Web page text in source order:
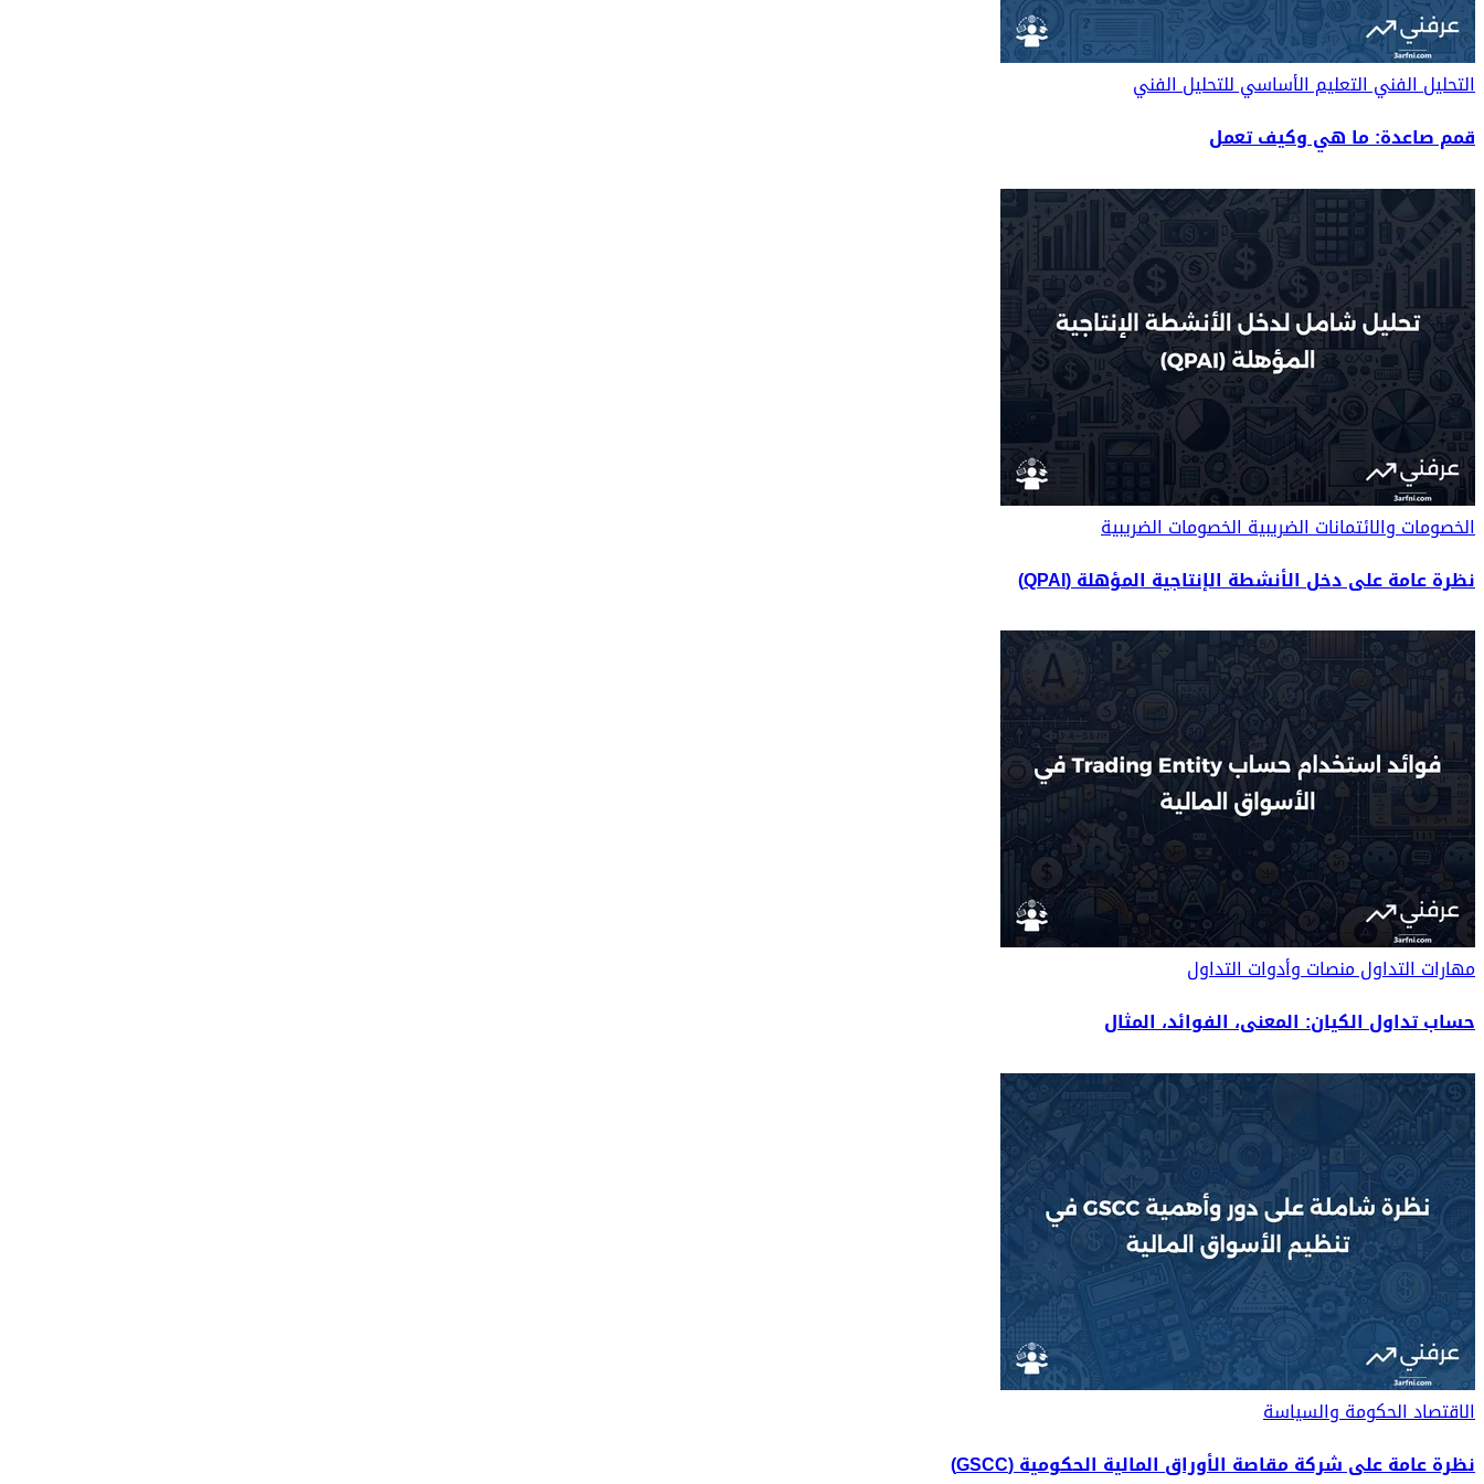
التحليل الفنيالتعليم الأساسي للتحليل الفني
قمم صاعدة: ما هي وكيف تعمل
الخصومات والائتمانات الضريبيةالخصومات الضريبية
نظرة عامة على دخل الأنشطة الإنتاجية المؤهلة (QPAI)
مهارات التداولمنصات وأدوات التداول
حساب تداول الكيان: المعنى، الفوائد، المثال
الاقتصادالحكومة والسياسة
نظرة عامة على شركة مقاصة الأوراق المالية الحكومية (GSCC)